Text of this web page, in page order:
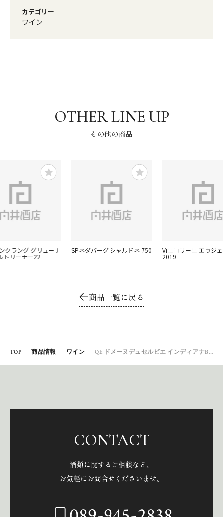
カテゴリー
ワイン
その他の商品
クラング グリューナ
トリーナー22
SPネダバーグ シャルドネ 750 Viニコリーニ エウジ
2019
商品一覧に戻る
TOP 商品情報 ワイン QE ドメーヌデュセルビエ インディアナBIO 2018
CONTACT
酒類に関するご相談など、
お気軽にお問合せくださいませ。